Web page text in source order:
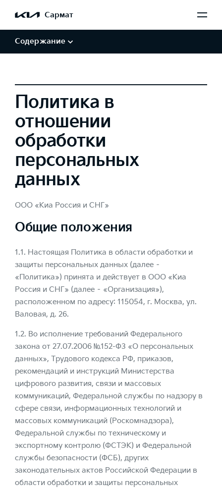
Сармат
Содержание
Авторские права и товарные знаки
Политика в
отношении
обработки
персональных
данных
ООО «Киа Россия и СНГ»
Общие положения
1.1. Настоящая Политика в области обработки и
защиты персональных данных (далее –
«Политика») принята и действует в ООО «Киа
Россия и СНГ» (далее – «Организация»),
расположенном по адресу: 115054, г. Москва, ул.
Валовая, д. 26.
1.2. Во исполнение требований Федерального
закона от 27.07.2006 №152-ФЗ «О персональных
данных», Трудового кодекса РФ, приказов,
рекомендаций и инструкций Министерства
цифрового развития, связи и массовых
коммуникаций, Федеральной службы по надзору в
сфере связи, информационных технологий и
массовых коммуникаций (Роскомнадзора),
Федеральной службы по техническому и
экспортному контролю (ФСТЭК) и Федеральной
службы безопасности (ФСБ), других
законодательных актов Российской Федерации в
области обработки и защиты персональных